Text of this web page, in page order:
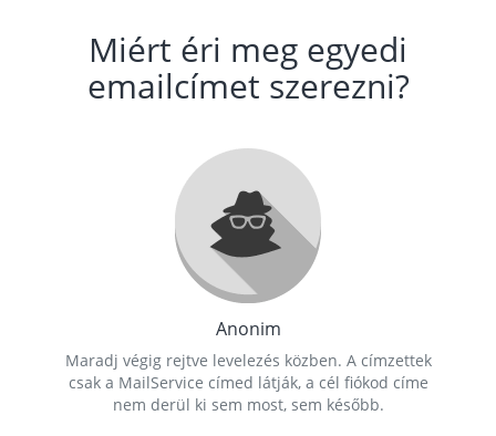
Miért éri meg egyedi
emailcímet szerezni?
Anonim
Maradj végig rejtve levelezés közben. A címzettek
csak a MailService címed látják, a cél fiókod címe
nem derül ki sem most, sem később.